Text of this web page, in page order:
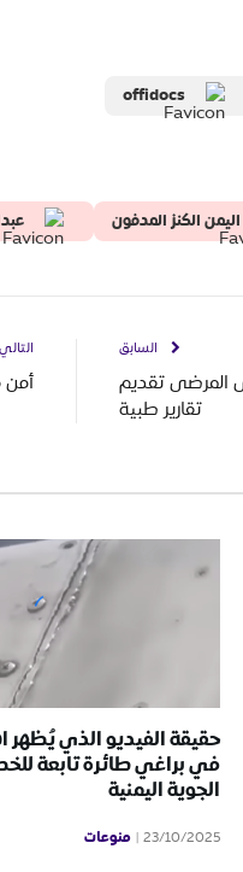
offidocs
اليمن الكنز المدفون
السابق
المرضى تقديم
تقارير طبية
التالي
حقيقة الفيديو الذي يُظهر
في براغي طائرة تابعة
الجوية اليمنية
23/10/2025 منوعات